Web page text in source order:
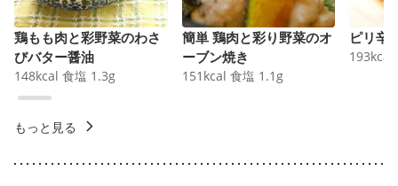
鶏もも肉と彩野菜のわさ
びバター醤油
148kcal 食塩 1.3g
簡単 鶏肉と彩り野菜のオ
ーブン焼き
151 kcal 食塩 1.1 g
ピリ辛
193kcal
もっと見る